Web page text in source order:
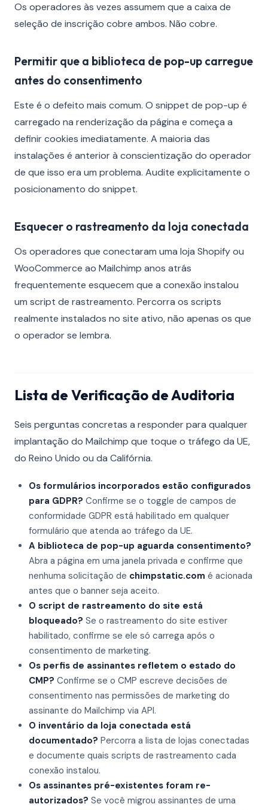
Os operadores às vezes assumem que a caixa de
seleção de inscrição cobre ambos. Não cobre.
Permitir que a biblioteca de pop-up carregue
antes do consentimento
Este é o defeito mais comum. O snippet de pop-up é
carregado na renderização da página e começa a
definir cookies imediatamente. A maioria das
instalações é anterior à conscientização do operador
de que isso era um problema. Audite explicitamente o
posicionamento do snippet.
Esquecer o rastreamento da loja conectada
Os operadores que conectaram uma loja Shopify ou
WooCommerce ao Mailchimp anos atrás
frequentemente esquecem que a conexão instalou
um script de rastreamento. Percorra os scripts
realmente instalados no site ativo, não apenas os que
o operador se lembra.
Lista de Verificação de Auditoria
Seis perguntas concretas a responder para qualquer
implantação do Mailchimp que toque o tráfego da UE,
do Reino Unido ou da Califórnia.
Os formulários incorporados estão configurados
para GDPR? Confirme se o toggle de campos de
conformidade GDPR está habilitado em qualquer
formulário que atenda ao tráfego da UE.
A biblioteca de pop-up aguarda consentimento?
Abra a página em uma janela privada e confirme que
nenhuma solicitação de chimpstatic.com é acionada
antes que o banner seja aceito.
O script de rastreamento do site está
bloqueado? Se o rastreamento do site estiver
habilitado, confirme se ele só carrega após o
consentimento de marketing.
Os perfis de assinantes refletem o estado do
CMP? Confirme se o CMP escreve decisões de
consentimento nas permissões de marketing do
assinante do Mailchimp via API.
O inventário da loja conectada está
documentado? Percorra a lista de lojas conectadas
e documente quais scripts de rastreamento cada
conexão instalou.
Os assinantes pré-existentes foram re-
autorizados? Se você migrou assinantes de uma